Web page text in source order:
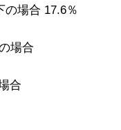
の場合 17.6％
場合
合